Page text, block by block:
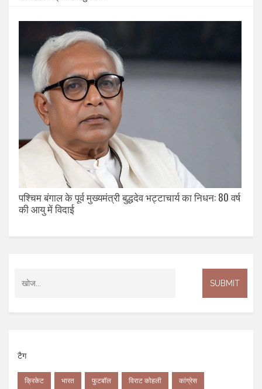
पश्चिम बंगाल के पूर्व मुख्यमंत्री बुद्धदेव भट्टाचार्य का निधन: 80 वर्ष
की आयु में विदाई
टैग
क्रिकेट भारत फुटबॉल विराट कोहली कांग्रेस